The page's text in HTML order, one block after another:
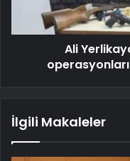
Ali
İlgili Makaleler